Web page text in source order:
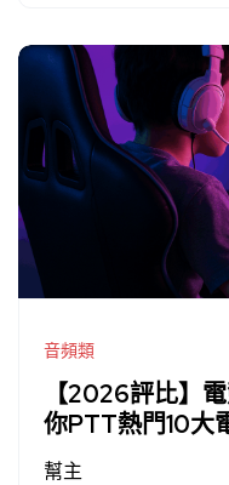
音頻類
【2026評比】
你PTT熱門10大
幫主